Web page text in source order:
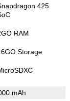
425
RAM
Storage
mAh